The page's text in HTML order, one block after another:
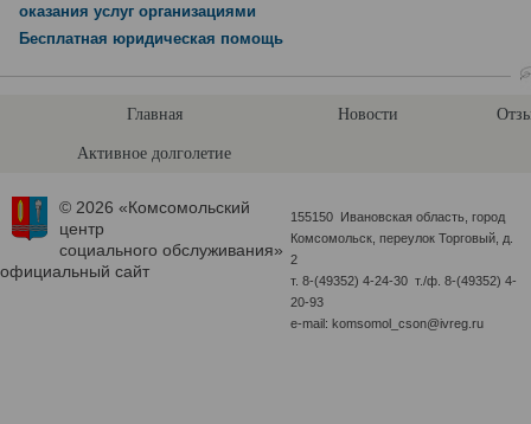
оказания услуг организациями
Бесплатная юридическая помощь
Главная Новости
Активное долголетие
© 2026 «Комсомольский
центр
социального обслуживания»
официальный сайт
155150 Ивановская область, город
Комсомольск, переулок Торговый, д.
2
т. 8-(49352) 4-24-30 т./ф. 8-(49352) 4-
20-93
e-mail: komsomol_cson@ivreg.ru